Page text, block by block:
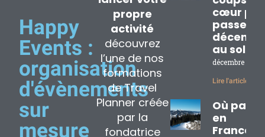
Happy
Events :
organisation
d'évènements
sur
mesure
propre
activité
découvrez
l’une de nos
formations
de Travel
Planner créée
par la
fondatrice
cœur
passer
au soleil
décembre 2,
Lire l'article »
Où partir
en
France